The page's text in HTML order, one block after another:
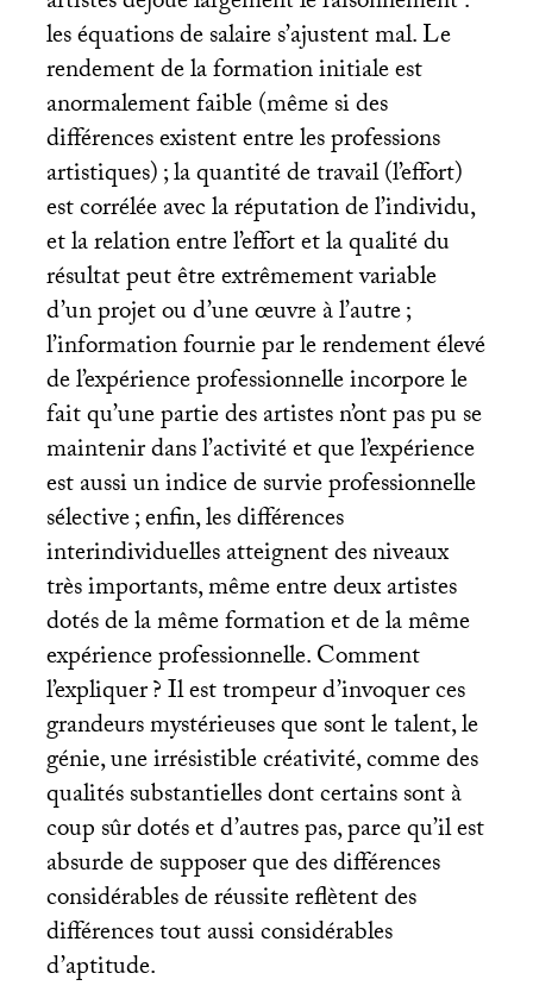
les équations de salaire s’ajustent mal. Le
rendement de la formation initiale est
anormalement faible (même si des
différences existent entre les professions
artistiques); la quantité de travail (l’effort)
est corrélée avec la réputation de l’individu,
et la relation entre l’effort et la qualité du
résultat peut être extrêmement variable
d’un projet ou d’une œuvre à l’autre;
l’information fournie par le rendement élevé
de l’expérience professionnelle incorpore le
fait qu’une partie des artistes n’ont pas pu se
maintenir dans l’activité et que l’expérience
est aussi un indice de survie professionnelle
sélective; enfin, les différences
interindividuelles atteignent des niveaux
très importants, même entre deux artistes
dotés de la même formation et de la même
expérience professionnelle. Comment
l’expliquer? Il est trompeur d’invoquer ces
grandeurs mystérieuses que sont le talent, le
génie, une irrésistible créativité, comme des
qualités substantielles dont certains sont à
coup sûr dotés et d’autres pas, parce qu’il est
absurde de supposer que des différences
considérables de réussite reflètent des
différences tout aussi considérables
d’aptitude.